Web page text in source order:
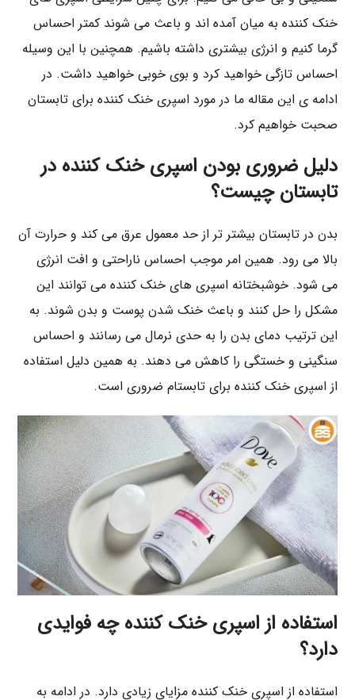
خنک کننده به میان آمده اند و باعث می شوند کمتر احساس
گرما کنیم و انرژی بیشتری داشته باشیم. همچنین با این وسیله
احساس تازگی خواهید کرد و بوی خوبی خواهید داشت. در
ادامه ی این مقاله ما در مورد اسپری خنک کننده برای تابستان
صحبت خواهیم کرد.
دلیل ضروری بودن اسپری خنک کننده در
تابستان چیست؟
بدن در تابستان بیشتر تر از حد معمول عرق می کند و حرارت آن
بالا می رود. همین امر موجب احساس ناراحتی و افت انرژی
می شود. خوشبختانه اسپری های خنک کننده می توانند این
مشکل را حل کنند و باعث خنک شدن پوست و بدن شوند. به
این ترتیب دمای بدن را به حدی نرمال می رسانند و احساس
سنگینی و خستگی را کاهش می دهند. به همین دلیل استفاده
از اسپری خنک کننده برای تابستام ضروری است.
استفاده از اسپری خنک کننده چه فوایدی
دارد؟
استفاده از اسپری خنک کننده مزایای زیادی دارد. در ادامه به